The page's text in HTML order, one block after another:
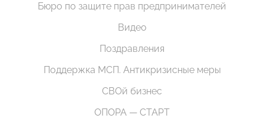
Бюро по защите прав предпринимателей
Видео
Поздравления
Поддержка МСП. Антикризисные меры
СВОй бизнес
ОПОРА — СТАРТ